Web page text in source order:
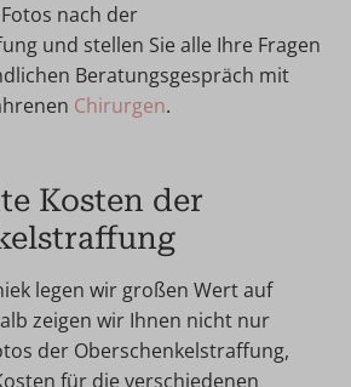
nach der
und stellen Sie alle Ihre Fragen
Beratungsgespräch mit
Chirurgen.
Kosten der
legen wir großen Wert auf
zeigen wir Ihnen nicht nur
der Oberschenkelstraffung,
für die verschiedenen